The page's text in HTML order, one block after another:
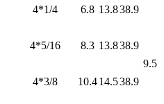
4*1/4 6.8 13.838.9
9.5
4*5/16 8.3 13.838.9
4*3/8 10.414.538.9